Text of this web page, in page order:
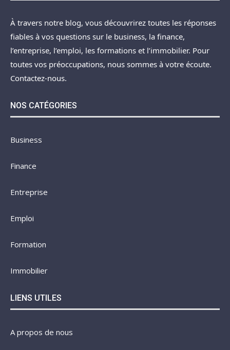
À travers notre blog, vous découvrirez toutes les réponses
fiables à vos questions sur le business, la finance,
l’entreprise, l’emploi, les formations et l’immobilier. Pour
toutes vos préoccupations, nous sommes à votre écoute.
Contactez-nous.
NOS CATÉGORIES
Business
Finance
Entreprise
Emploi
Formation
Immobilier
LIENS UTILES
A propos de nous